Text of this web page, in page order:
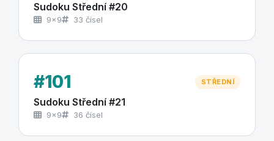
Sudoku Střední #20
9×9 33 čísel
#101 STŘEDNÍ
Sudoku Střední #21
9×9 36 čísel